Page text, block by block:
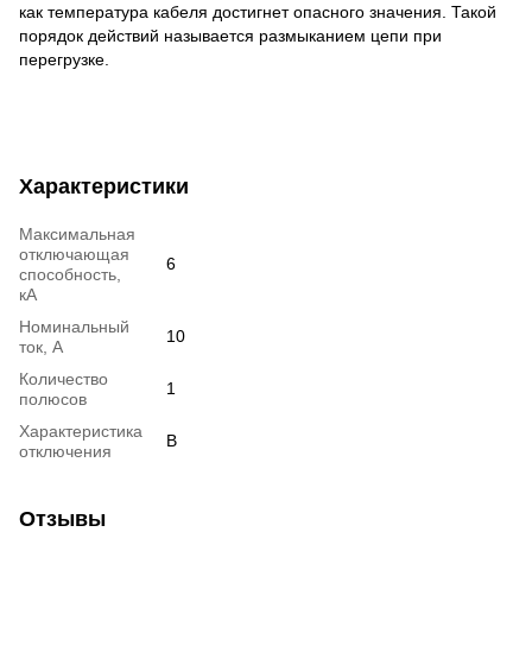
как температура кабеля достигнет опасного значения. Такой
порядок действий называется размыканием цепи при
перегрузке.
Характеристики
Максимальная
отключающая
способность,
кА
6
Номинальный
ток, А
10
Количество
полюсов
1
Характеристика
отключения
B
Отзывы